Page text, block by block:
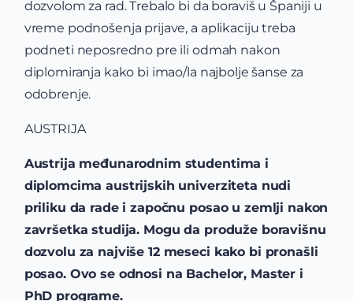
dozvolom za rad. Trebalo bi da boraviš u Španiji u
vreme podnošenja prijave, a aplikaciju treba
podneti neposredno pre ili odmah nakon
diplomiranja kako bi imao/la najbolje šanse za
odobrenje.
AUSTRIJA
Austrija međunarodnim studentima i
diplomcima austrijskih univerziteta nudi
priliku da rade i započnu posao u zemlji nakon
završetka studija. Mogu da produže boravišnu
dozvolu za najviše 12 meseci kako bi pronašli
posao. Ovo se odnosi na Bachelor, Master i
PhD programe.